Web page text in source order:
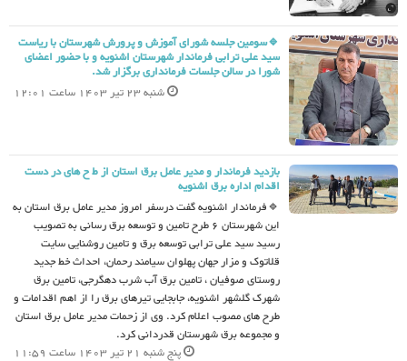
🔹سومین جلسه شورای آموزش و پرورش شهرستان با ریاست
سید علی ترابی فرماندار شهرستان اشنویه و با حضور اعضای
شورا در سالن جلسات فرمانداری برگزار شد.
شنبه 23 تیر 1403 ساعت 12:01
بازدید فرماندار و مدیر عامل برق استان از ط ح های در دست
اقدام اداره برق اشنویه
🔹فرماندار اشنویه گفت درسفر امروز مدیر عامل برق استان به
این شهرستان 6 طرح تامین و توسعه برق رسانی به تصویب
رسید سید علی ترابی توسعه برق و تامین روشنایی سایت
قلاتوک و مزار جهان پهلوان سیامند رحمان، احداث خط جدید
روستای صوفیان ، تامین برق آب شرب دهگرجی، تامین برق
شهرک گلشهر اشنویه، جابجایی تیرهای برق را از اهم اقدامات و
طرح های مصوب اعلام کرد. وی از زحمات مدیر عامل برق استان
و مجموعه برق شهرستان قدردانی کرد.
پنج شنبه 21 تیر 1403 ساعت 11:59